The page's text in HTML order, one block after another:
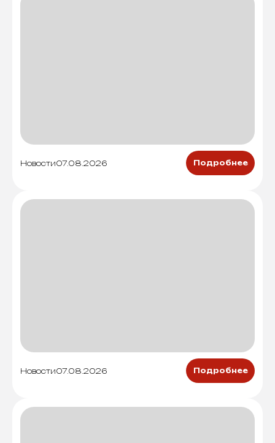
Новости07.08.2026 Подробнее
Новости07.08.2026 Подробнее